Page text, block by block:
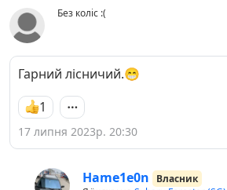
Без коліс :(
Гарний лісничий.😁
1
17 липня 2023р. 20:30
Hame1e0n
Власник